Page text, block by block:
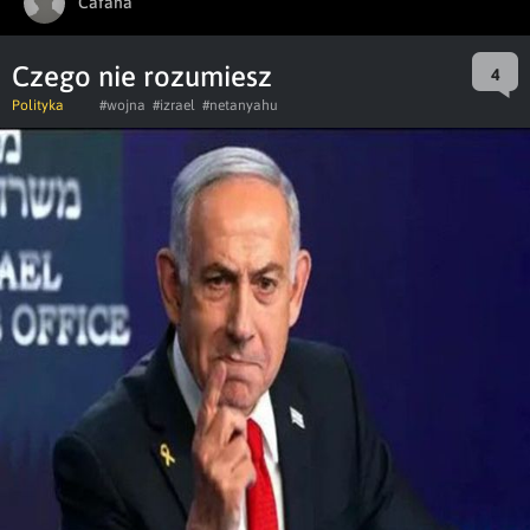
Czego nie rozumiesz 4
Polityka #wojna #izrael #netanyahu